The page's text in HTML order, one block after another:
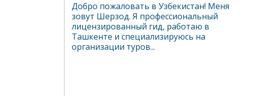
Добро пожаловать в Узбекистан! Меня
зовут Шерзод. Я профессиональный
лицензированный гид, работаю в
Ташкенте и специализируюсь на
организации туров...